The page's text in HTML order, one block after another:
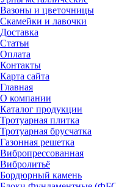
Вазоны и цветочницы
Скамейки и лавочки
Доставка
Статьи
Оплата
Контакты
Карта сайта
Главная
О компании
Каталог продукции
Тротуарная плитка
Тротуарная брусчатка
Газонная решетка
Вибропрессованная
Вибролитьё
Бордюрный камень